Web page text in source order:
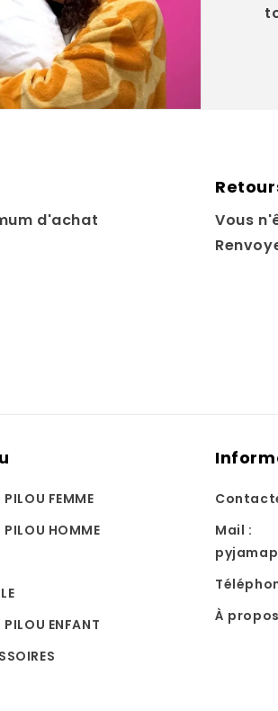
d'achat
Vous
PILOU FEMME
PILOU HOMME
PILOU ENFANT
Mail :
À propos